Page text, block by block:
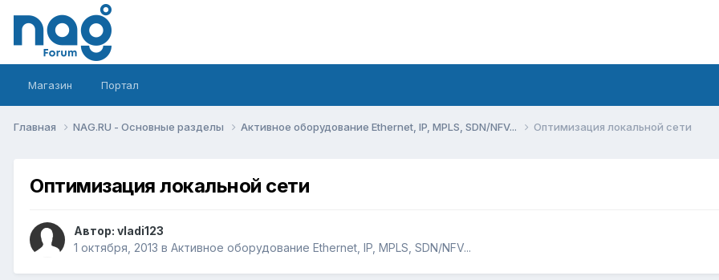
Магазин Портал
Главная NAG.RU - Основные разделы Активное оборудование Ethernet, IP, MPLS, SDN/NFV... Оптимизация локальной сети
Оптимизация локальной сети
Автор: vladi123
1 октября, 2013 в Активное оборудование Ethernet, IP, MPLS, SDN/NFV...